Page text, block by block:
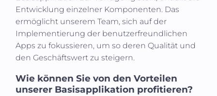
Entwicklung einzelner Komponenten. Das
ermöglicht unserem Team, sich auf der
Implementierung der benutzerfreundlichen
Apps zu fokussieren, um so deren Qualität und
den Geschäftswert zu steigern.
Wie können Sie von den Vorteilen
unserer Basisapplikation profitieren?